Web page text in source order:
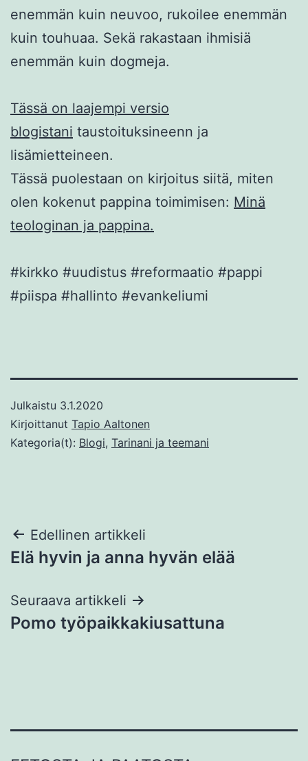
enemmän kuin neuvoo, rukoilee enemmän
kuin touhuaa. Sekä rakastaan ihmisiä
enemmän kuin dogmeja.
Tässä on laajempi versio
blogistani taustoituksineenn ja
lisämietteineen.
Tässä puolestaan on kirjoitus siitä, miten
olen kokenut pappina toimimisen: Minä
teologinan ja pappina.
#kirkko #uudistus #reformaatio #pappi
#piispa #hallinto #evankeliumi
Julkaistu 3.1.2020
Kirjoittanut Tapio Aaltonen
Kategoria(t): Blogi, Tarinani ja teemani
Artikkelien
selaus
Edellinen artikkeli
Elä hyvin ja anna hyvän elää
Seuraava artikkeli
Pomo työpaikkakiusattuna